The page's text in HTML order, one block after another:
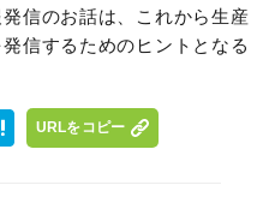
信のお話は、これから生産
信するためのヒントとなる
URLをコピー